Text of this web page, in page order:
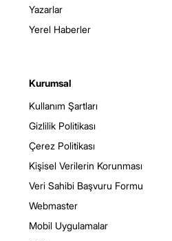
Yazarlar
Yerel Haberler
Kurumsal
Kullanım Şartları
Gizlilik Politikası
Çerez Politikası
Kişisel Verilerin Korunması
Veri Sahibi Başvuru Formu
Webmaster
Mobil Uygulamalar